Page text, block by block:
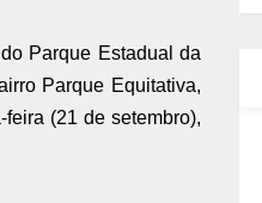
Parque Estadual da
Parque Equitativa,
(21 de setembro),